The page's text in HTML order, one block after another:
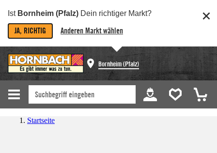
Ist Bornheim (Pfalz) Dein richtiger Markt?
JA, RICHTIG Anderen Markt wählen
Bornheim (Pfalz)
Startseite